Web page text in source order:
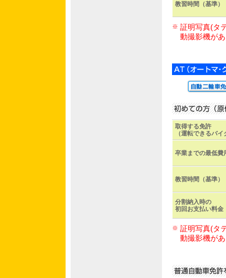
教習時間（基準）
※ 証明写真(タ
動撮影機が
取得する免許
（運転できるバ
卒業までの最低費
教習時間（基準）
分割納入時の
初回お支払い料金
※ 証明写真(タ
動撮影機が